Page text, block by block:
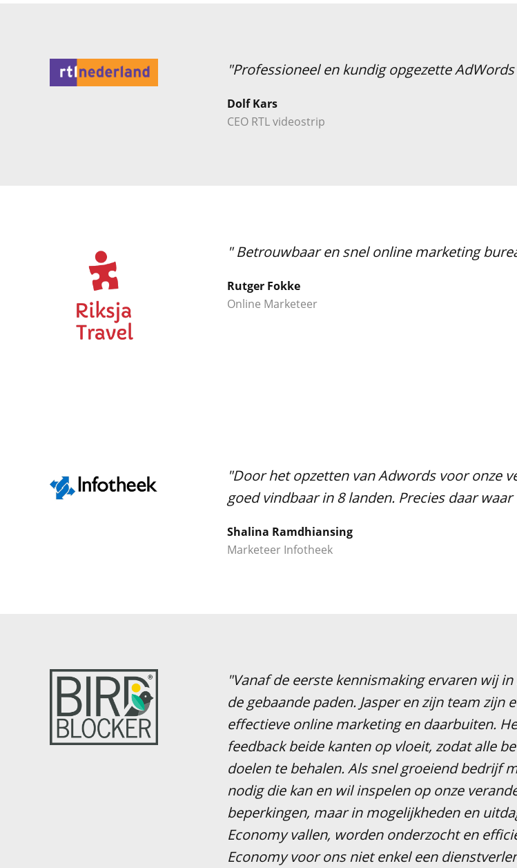
"Professioneel en kundig opgezette
Dolf Kars
CEO RTL videostrip
" Betrouwbaar en snel online marketing
Rutger Fokke
Online Marketeer
"Door het opzetten van Adwords voor onze
goed vindbaar in 8 landen. Precies daar
Shalina Ramdhiansing
Marketeer Infotheek
"Vanaf de eerste kennismaking ervaren wij
de gebaande paden. Jasper en zijn team
effectieve online marketing en daarbuiten.
feedback beide kanten op vloeit, zodat alle
doelen te behalen. Als snel groeiend bedrijf
nodig die kan en wil inspelen op onze
beperkingen, maar in mogelijkheden en
Economy vallen, worden onderzocht en
Economy voor ons niet enkel een